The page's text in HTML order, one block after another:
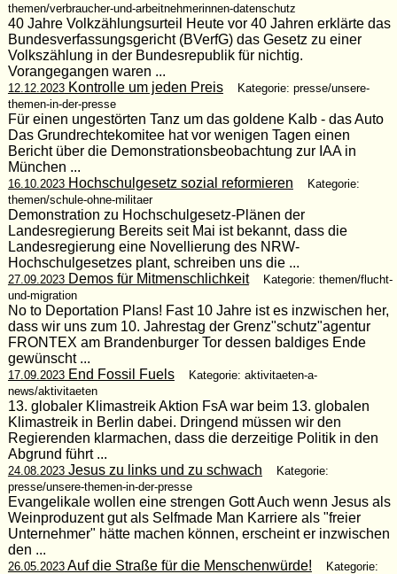
themen/verbraucher-und-arbeitnehmerinnen-datenschutz
40 Jahre Volkzählungsurteil Heute vor 40 Jahren erklärte das
Bundesverfassungsgericht (BVerfG) das Gesetz zu einer
Volkszählung in der Bundesrepublik für nichtig.
Vorangegangen waren ...
12.12.2023Kontrolle um jeden Preis
Kategorie: presse/unsere-
themen-in-der-presse
Für einen ungestörten Tanz um das goldene Kalb - das Auto
Das Grundrechtekomitee hat vor wenigen Tagen einen
Bericht über die Demonstrationsbeobachtung zur IAA in
München ...
16.10.2023Hochschulgesetz sozial reformieren
Kategorie:
themen/schule-ohne-militaer
Demonstration zu Hochschulgesetz-Plänen der
Landesregierung Bereits seit Mai ist bekannt, dass die
Landesregierung eine Novellierung des NRW-
Hochschulgesetzes plant, schreiben uns die ...
27.09.2023Demos für Mitmenschlichkeit
Kategorie: themen/flucht-
und-migration
No to Deportation Plans! Fast 10 Jahre ist es inzwischen her,
dass wir uns zum 10. Jahrestag der Grenz"schutz"agentur
FRONTEX am Brandenburger Tor dessen baldiges Ende
gewünscht ...
17.09.2023End Fossil Fuels
Kategorie: aktivitaeten-a-
news/aktivitaeten
13. globaler Klimastreik Aktion FsA war beim 13. globalen
Klimastreik in Berlin dabei. Dringend müssen wir den
Regierenden klarmachen, dass die derzeitige Politik in den
Abgrund führt ...
24.08.2023Jesus zu links und zu schwach
Kategorie:
presse/unsere-themen-in-der-presse
Evangelikale wollen eine strengen Gott Auch wenn Jesus als
Weinproduzent gut als Selfmade Man Karriere als "freier
Unternehmer" hätte machen können, erscheint er inzwischen
den ...
26.05.2023Auf die Straße für die Menschenwürde!
Kategorie: